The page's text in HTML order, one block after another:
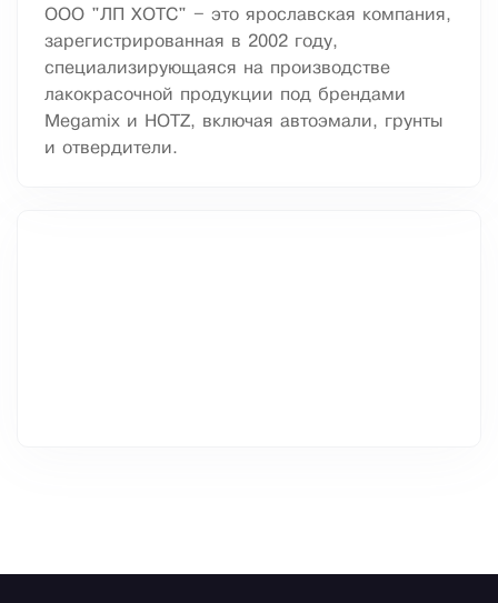
ООО "ЛП ХОТС" – это ярославская компания,
зарегистрированная в 2002 году,
специализирующаяся на производстве
лакокрасочной продукции под брендами
Megamix и HOTZ, включая автоэмали, грунты
и отвердители.